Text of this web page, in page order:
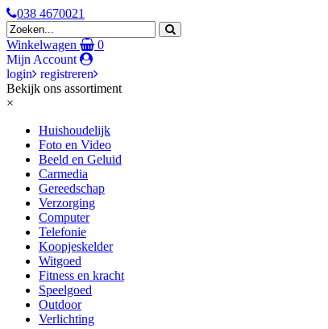
038 4670021
Winkelwagen
0
Mijn Account
login
registreren
Bekijk ons assortiment
×
Huishoudelijk
Foto en Video
Beeld en Geluid
Carmedia
Gereedschap
Verzorging
Computer
Telefonie
Koopjeskelder
Witgoed
Fitness en kracht
Speelgoed
Outdoor
Verlichting